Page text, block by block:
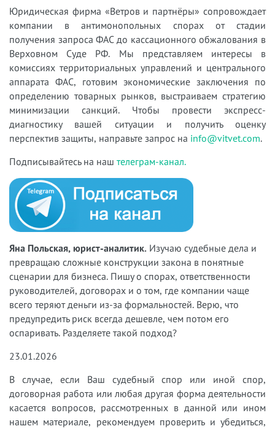
Юридическая фирма «Ветров и партнёры» сопровождает
компании в антимонопольных спорах от стадии
получения запроса ФАС до кассационного обжалования в
Верховном Суде РФ. Мы представляем интересы в
комиссиях территориальных управлений и центрального
аппарата ФАС, готовим экономические заключения по
определению товарных рынков, выстраиваем стратегию
минимизации санкций. Чтобы провести экспресс-
диагностику вашей ситуации и получить оценку
перспектив защиты, направьте запрос на info@vitvet.com.
Подписывайтесь на наш телеграм-канал.
Яна Польская, юрист-аналитик. Изучаю судебные дела и
превращаю сложные конструкции закона в понятные
сценарии для бизнеса. Пишу о спорах, ответственности
руководителей, договорах и о том, где компании чаще
всего теряют деньги из-за формальностей. Верю, что
предупредить риск всегда дешевле, чем потом его
оспаривать. Разделяете такой подход?
23.01.2026
В случае, если Ваш судебный спор или иной спор,
договорная работа или любая другая форма деятельности
касается вопросов, рассмотренных в данной или ином
нашем материале, рекомендуем проверить и убедиться,